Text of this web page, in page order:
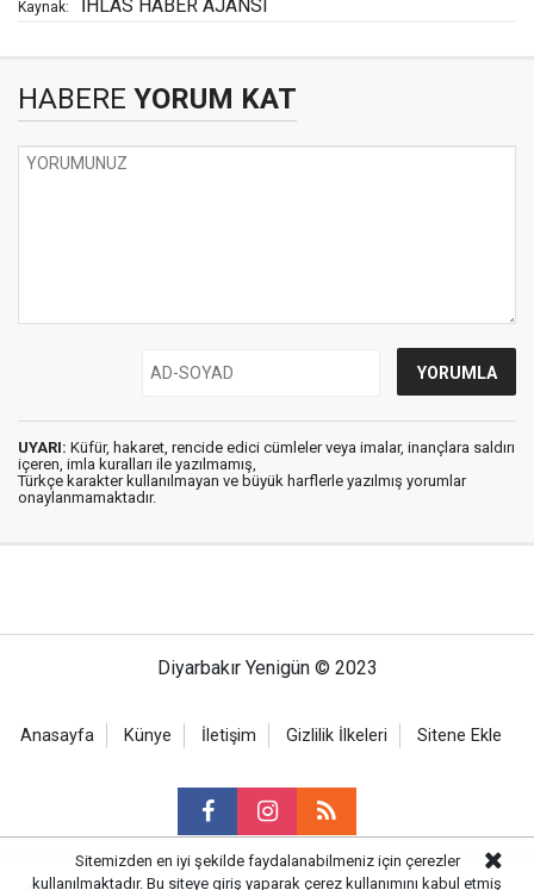
Kaynak: İHLAS HABER AJANSI
HABERE YORUM KAT
UYARI: Küfür, hakaret, rencide edici cümleler veya imalar, inançlara saldırı
içeren, imla kuralları ile yazılmamış,
Türkçe karakter kullanılmayan ve büyük harflerle yazılmış yorumlar
onaylanmamaktadır.
Diyarbakır Yenigün © 2023
Anasayfa Künye İletişim Gizlilik İlkeleri Sitene Ekle
Sitemizden en iyi şekilde faydalanabilmeniz için çerezler
kullanılmaktadır. Bu siteye giriş yaparak çerez kullanımını kabul etmiş